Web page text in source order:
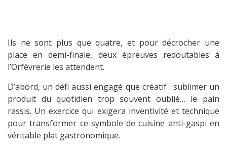
Ils ne sont plus que quatre, et pour décrocher une
place en demi-finale, deux épreuves redoutables à
l’Orfèvrerie les attendent.
D’abord, un défi aussi engagé que créatif : sublimer un
produit du quotidien trop souvent oublié… le pain
rassis. Un exercice qui exigera inventivité et technique
pour transformer ce symbole de cuisine anti-gaspi en
véritable plat gastronomique.